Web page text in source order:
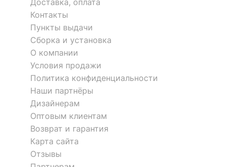
Материал обивки
Наполнитель
Материал корпуса
Тип поверхности
обивки
?
матовый
КОМПЛЕКТАЦИЯ
Количество сидячих
мест
Доставка, оплата
Контакты
Пункты выдачи
Сборка и установка
О компании
Условия продажи
Политика конфиденциальности
Наши партнёры
Дизайнерам
Оптовым клиентам
Возврат и гарантия
Карта сайта
Отзывы